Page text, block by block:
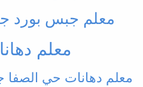
معلم جبس بورد
معلم
معلم دهانات حي الصفا